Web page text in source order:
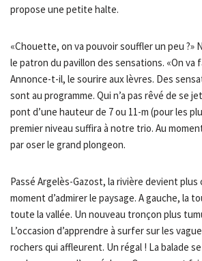
propose une petite halte.
«Chouette, on va pouvoir souffler un peu ?»
le patron du pavillon des sensations. «On va
Annonce-t-il, le sourire aux lèvres. Des
sont au programme. Qui n’a pas rêvé de se
pont d’une hauteur de 7 ou 11-m (pour les
premier niveau suffira à notre trio. Au
par oser le grand plongeon.
Passé Argelès-Gazost, la rivière devient plus
moment d’admirer le paysage. A gauche, la
toute la vallée. Un nouveau tronçon plus
L’occasion d’apprendre à surfer sur les
rochers qui affleurent. Un régal ! La balade